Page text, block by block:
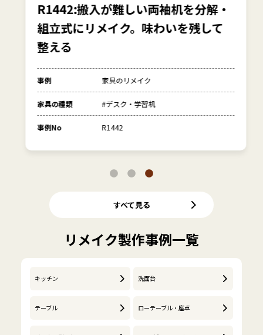
R1442:搬入が難しい両袖机を分解・
組立式にリメイク。味わいを残して
整える
事例 家具のリメイク
家具の種類 #デスク・学習机
事例No R1442
すべて見る
リメイク製作事例一覧
キッチン 洗面台
テーブル ローテーブル・座卓